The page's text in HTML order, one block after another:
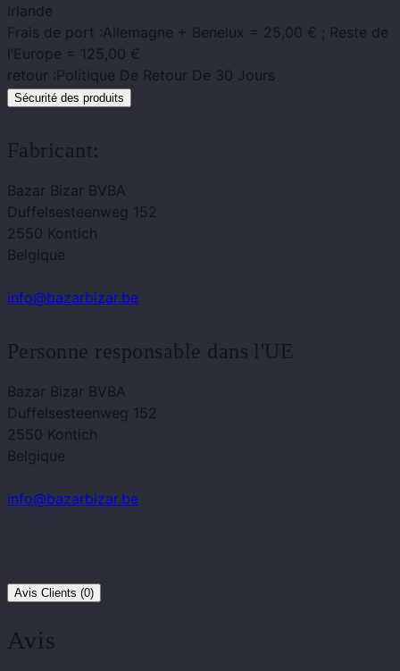
Irlande
Frais de port :Allemagne + Benelux = 25,00 € ; Reste de
l’Europe = 125,00 €
retour :Politique De Retour De 30 Jours
Sécurité des produits
Fabricant:
Bazar Bizar BVBA
Duffelsesteenweg 152
2550 Kontich
Belgique
info@bazarbizar.be
Personne responsable dans l'UE
Bazar Bizar BVBA
Duffelsesteenweg 152
2550 Kontich
Belgique
info@bazarbizar.be
Avis Clients (0)
Avis